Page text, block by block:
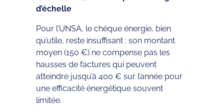
d’échelle
Pour l’UNSA, le chèque énergie, bien
qu’utile, reste insuffisant : son montant
moyen (150 €) ne compense pas les
hausses de factures qui peuvent
atteindre jusqu’à 400 € sur l’année pour
une efficacité énergétique souvent
limitée.